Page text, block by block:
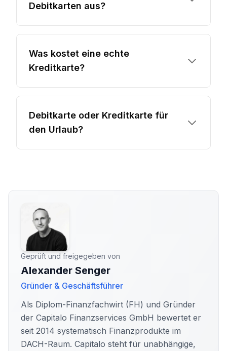
Debitkarten aus?
Was kostet eine echte
Kreditkarte?
Debitkarte oder Kreditkarte für
den Urlaub?
Geprüft und freigegeben von
Alexander Senger
Gründer & Geschäftsführer
Als Diplom-Finanzfachwirt (FH) und Gründer
der Capitalo Finanzservices GmbH bewertet er
seit 2014 systematisch Finanzprodukte im
DACH-Raum. Capitalo steht für unabhängige,